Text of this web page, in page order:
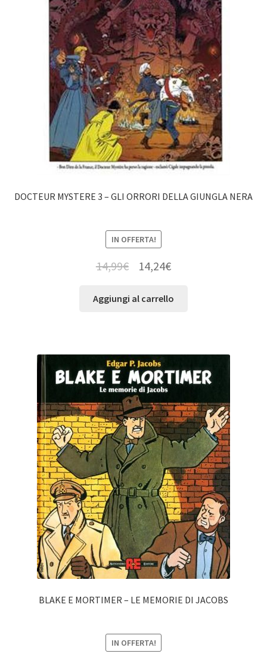
DOCTEUR MYSTERE 3 – GLI ORRORI DELLA GIUNGLA NERA
IN OFFERTA!
14,99€ 14,24€
Aggiungi al carrello
BLAKE E MORTIMER – LE MEMORIE DI JACOBS
IN OFFERTA!